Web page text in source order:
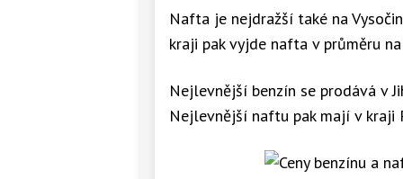
Nafta je nejdražší také na
kraji pak vyjde nafta v průměru
Nejlevnější benzín se prodává v
Nejlevnější naftu pak mají v kraji